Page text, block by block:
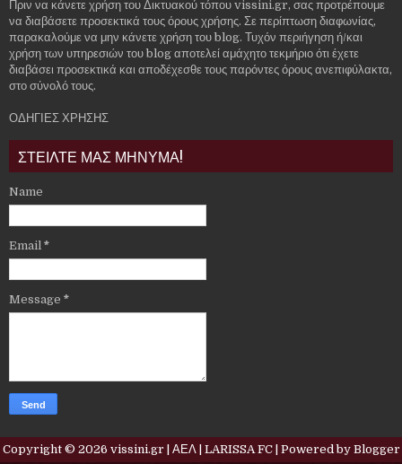
Πριν να κάνετε χρήση του Δικτυακού τόπου vissini.gr, σας προτρέπουμε
να διαβάσετε προσεκτικά τους όρους χρήσης. Σε περίπτωση διαφωνίας,
παρακαλούμε να μην κάνετε χρήση του blog. Τυχόν περιήγηση ή/και
χρήση των υπηρεσιών του blog αποτελεί αμάχητο τεκμήριο ότι έχετε
διαβάσει προσεκτικά και αποδέχεσθε τους παρόντες όρους ανεπιφύλακτα,
στο σύνολό τους.
ΟΔΗΓΙΕΣ ΧΡΗΣΗΣ
ΣΤΕΙΛΤΕ ΜΑΣ ΜΗΝΥΜΑ!
Name
Email *
Message *
Copyright © 2026 vissini.gr | ΑΕΛ | LARISSA FC| Powered by Blogger